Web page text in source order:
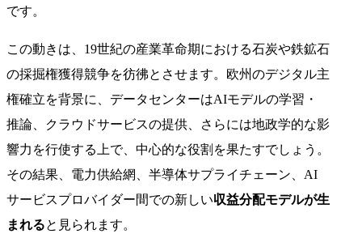
です。
この動きは、19世紀の産業革命期における石炭や鉄鉱石
の採掘権獲得競争を彷彿とさせます。欧州のデジタル主
権確立を背景に、データセンターはAIモデルの学習・
推論、クラウドサービスの提供、さらには地政学的な影
響力を行使する上で、中心的な役割を果たすでしょう。
その結果、電力供給網、半導体サプライチェーン、AI
サービスプロバイダー間での新しい収益分配モデルが生
まれると見られます。